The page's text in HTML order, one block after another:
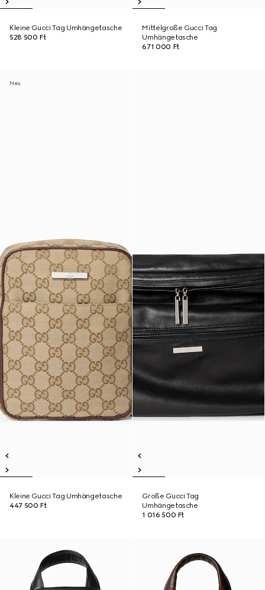
Kleine Gucci Tag Umhängetasche
528 500 Ft
Mittelgroße Gucci Tag
Umhängetasche
671 000 Ft
Neu
Kleine Gucci Tag Umhängetasche
447 500 Ft
Große Gucci Tag
Umhängetasche
1 016 500 Ft